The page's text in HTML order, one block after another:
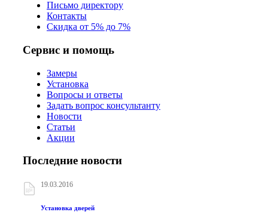
Письмо директору
Контакты
Скидка от 5% до 7%
Сервис и помощь
Замеры
Установка
Вопросы и ответы
Задать вопрос консультанту
Новости
Статьи
Акции
Последние новости
19.03.2016
Установка дверей